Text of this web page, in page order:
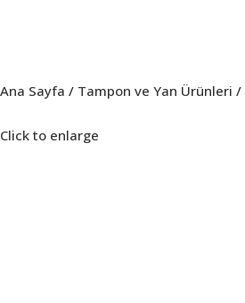
Ana Sayfa Tampon ve Yan Ürünleri
Click to enlarge